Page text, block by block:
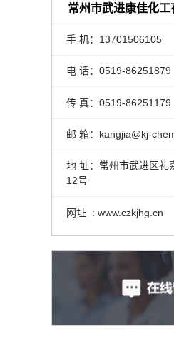
常州市武进康佳化工
手 机：13701506105
电 话：0519-86251879
传 真：0519-86251179
邮 箱：kangjia@kj-
地 址：常州市武进区礼
12号
网址 : www.czkjhg.cn